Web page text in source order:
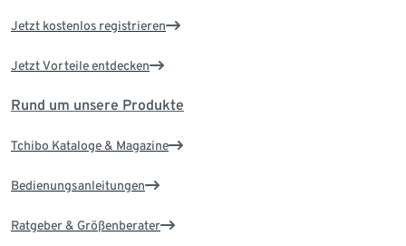
Jetzt kostenlos registrieren
Jetzt Vorteile entdecken
Rund um unsere Produkte
Tchibo Kataloge & Magazine
Bedienungsanleitungen
Ratgeber & Größenberater